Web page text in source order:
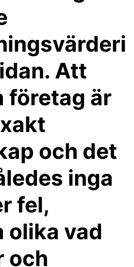
Att
företag är
och det
inga
fel,
olika vad
och